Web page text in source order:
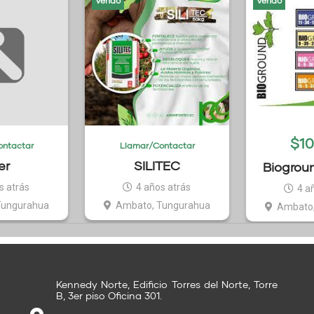
atrás
Llamar/Contactar
SILITEC
4 años atrás
Ambato, Tungurahua
$
4
Kennedy Norte, Edificio Torres del Norte, Torre
B, 3er piso Oficina 301.